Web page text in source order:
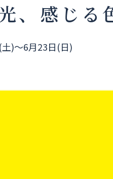
、感じ
)～6月23日(日)